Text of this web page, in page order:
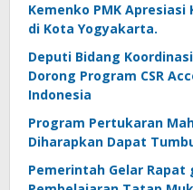
Kemenko PMK Apresiasi
di Kota Yogyakarta.
Deputi Bidang
Dorong Program CSR
Indonesia
Program Pertukaran
Diharapkan Dapat
Pemerintah Gelar Rapat